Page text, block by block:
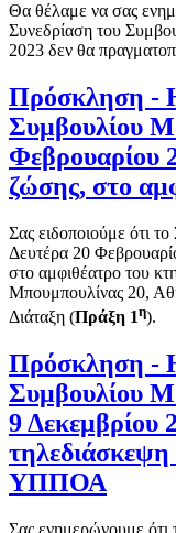
Θα θέλαμε να σας
Συνεδρίαση του
2023 δεν θα
Πρόσκληση -
Συμβουλίου
Φεβρουαρίου
ζώσης, στο
Σας ειδοποιούμε ότι
Δευτέρα 20
στο αμφιθέατρο του
Μπουμπουλίνας 20,
Διάταξη (Πράξη 1η).
Πρόσκληση -
Συμβουλίου
9 Δεκεμβρίου
ΥΠΠΟΑ